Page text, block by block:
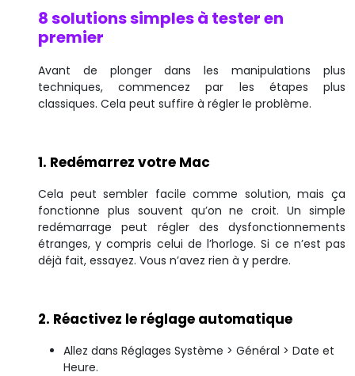
8 solutions simples à tester en
premier
Avant de plonger dans les manipulations plus
techniques, commencez par les étapes plus
classiques. Cela peut suffire à régler le problème.
1. Redémarrez votre Mac
Cela peut sembler facile comme solution, mais ça
fonctionne plus souvent qu’on ne croit. Un simple
redémarrage peut régler des dysfonctionnements
étranges, y compris celui de l’horloge. Si ce n’est pas
déjà fait, essayez. Vous n’avez rien à y perdre.
2. Réactivez le réglage automatique
Allez dans Réglages Système > Général > Date et
Heure.